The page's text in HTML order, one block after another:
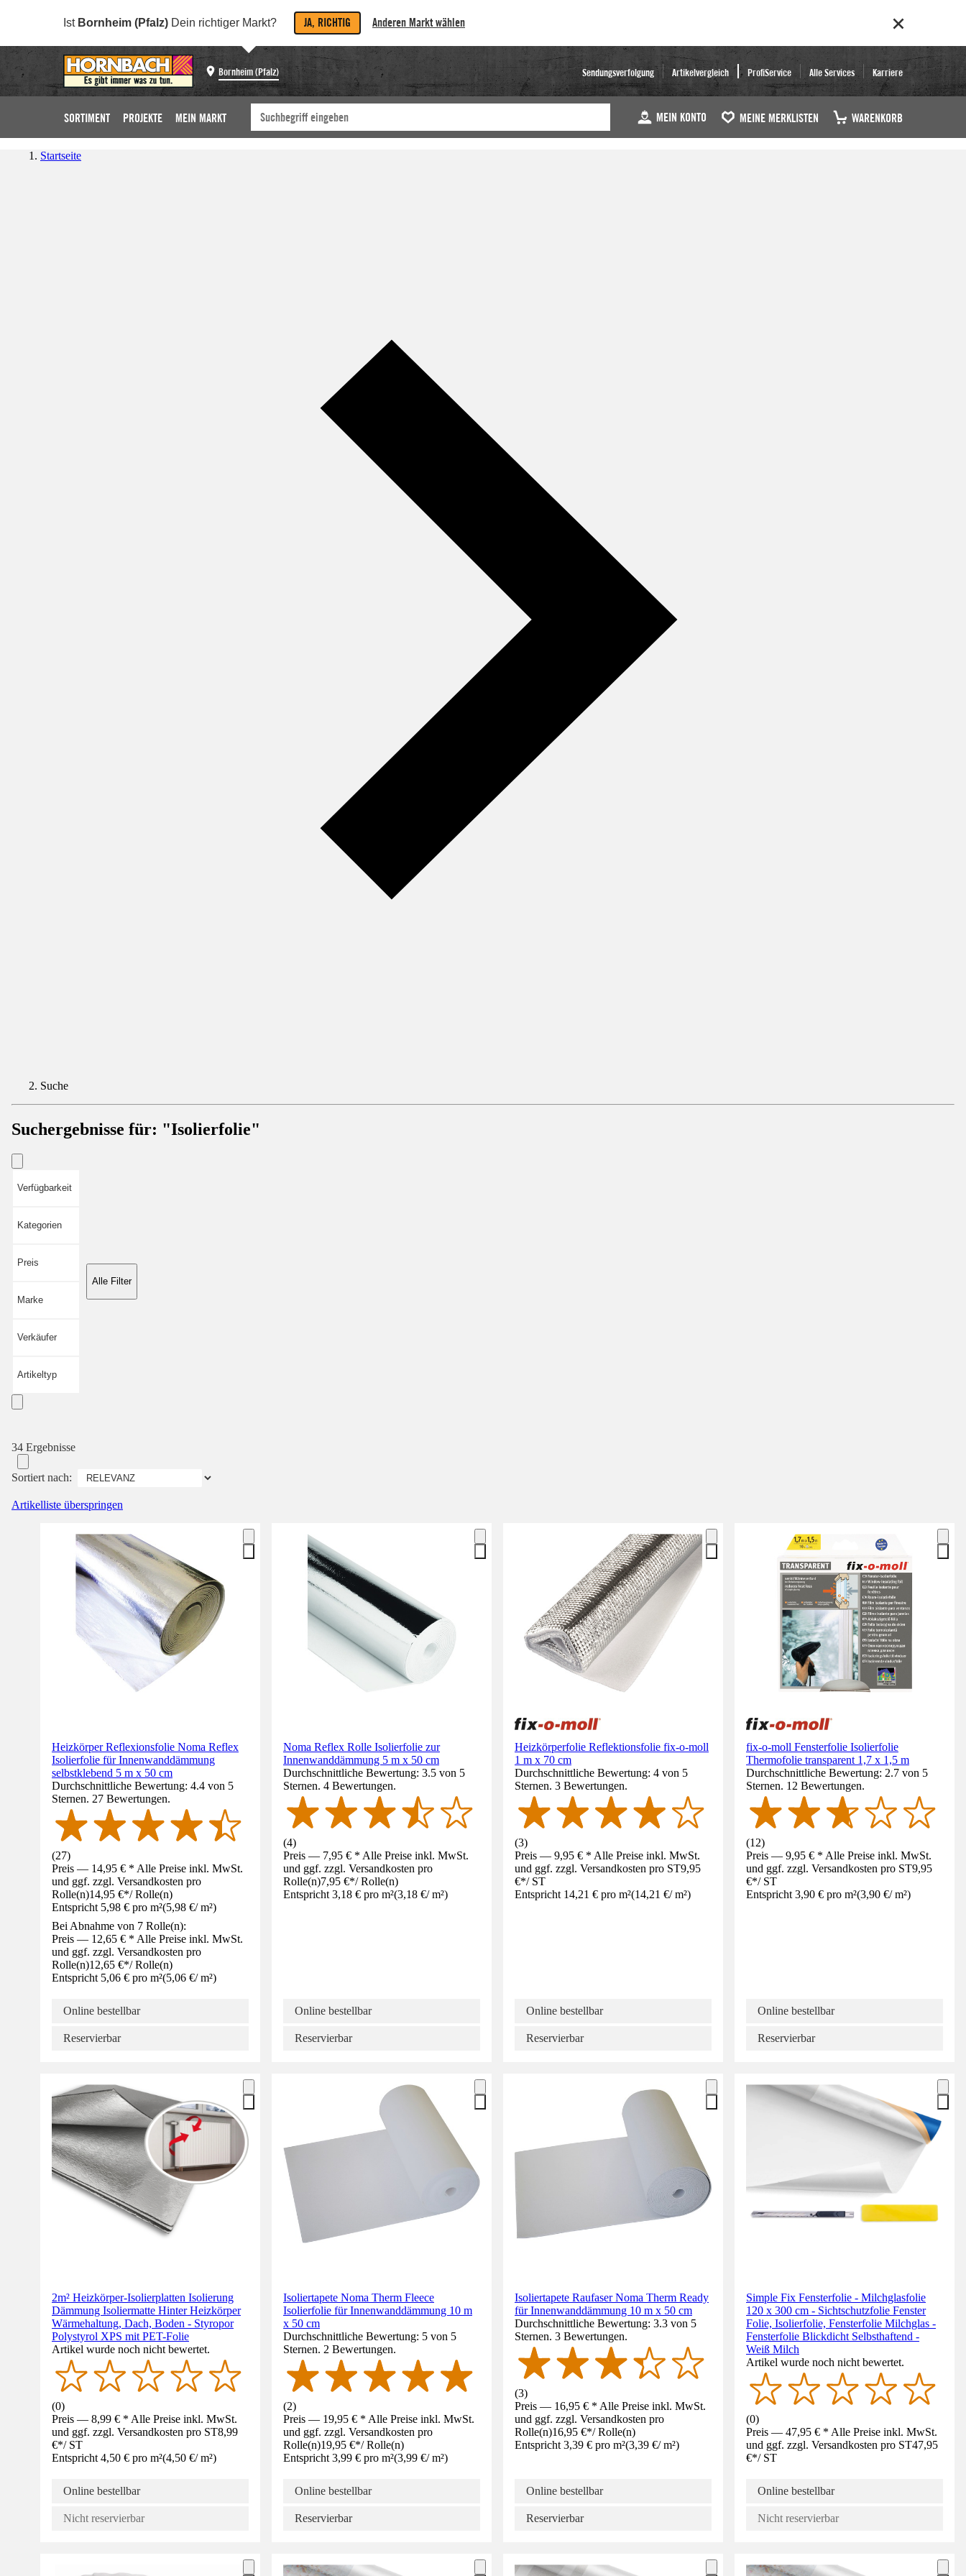
Ist Bornheim (Pfalz) Dein richtiger Markt? JA, RICHTIG Anderen Markt wählen
Bornheim (Pfalz) Sendungsverfolgung Artikelvergleich ProfiService Alle Services Karriere
SORTIMENT PROJEKTE MEIN MARKT MEIN KONTO MEINE MERKLISTEN WARENKORB
Startseite
Suche
Suchergebnisse für: "Isolierfolie"
Verfügbarkeit
Kategorien
Preis
Marke
Verkäufer
Artikeltyp
Alle Filter
34 Ergebnisse
Sortiert nach:
Artikelliste überspringen
Heizkörper Reflexionsfolie Noma Reflex
Isolierfolie für Innenwanddämmung
selbstklebend 5 m x 50 cm
Durchschnittliche Bewertung: 4.4 von 5
Sternen. 27 Bewertungen.
(27)
Preis — 14,95 € * Alle Preise inkl. MwSt.
und ggf. zzgl. Versandkosten pro
Rolle(n)14,95 €*/ Rolle(n)
Entspricht 5,98 € pro m²(5,98 €/ m²)
Bei Abnahme von 7 Rolle(n):
Preis — 12,65 € * Alle Preise inkl. MwSt.
und ggf. zzgl. Versandkosten pro
Rolle(n)12,65 €*/ Rolle(n)
Entspricht 5,06 € pro m²(5,06 €/ m²)
Online bestellbar
Reservierbar
Noma Reflex Rolle Isolierfolie zur
Innenwanddämmung 5 m x 50 cm
Durchschnittliche Bewertung: 3.5 von 5
Sternen. 4 Bewertungen.
(4)
Preis — 7,95 € * Alle Preise inkl. MwSt.
und ggf. zzgl. Versandkosten pro
Rolle(n)7,95 €*/ Rolle(n)
Entspricht 3,18 € pro m²(3,18 €/ m²)
Online bestellbar
Reservierbar
Heizkörperfolie Reflektionsfolie fix-o-moll
1 m x 70 cm
Durchschnittliche Bewertung: 4 von 5
Sternen. 3 Bewertungen.
(3)
Preis — 9,95 € * Alle Preise inkl. MwSt.
und ggf. zzgl. Versandkosten pro ST9,95
€*/ ST
Entspricht 14,21 € pro m²(14,21 €/ m²)
Online bestellbar
Reservierbar
fix-o-moll Fensterfolie Isolierfolie
Thermofolie transparent 1,7 x 1,5 m
Durchschnittliche Bewertung: 2.7 von 5
Sternen. 12 Bewertungen.
(12)
Preis — 9,95 € * Alle Preise inkl. MwSt.
und ggf. zzgl. Versandkosten pro ST9,95
€*/ ST
Entspricht 3,90 € pro m²(3,90 €/ m²)
Online bestellbar
Reservierbar
2m² Heizkörper-Isolierplatten Isolierung
Dämmung Isoliermatte Hinter Heizkörper
Wärmehaltung, Dach, Boden - Styropor
Polystyrol XPS mit PET-Folie
Artikel wurde noch nicht bewertet.
(0)
Preis — 8,99 € * Alle Preise inkl. MwSt.
und ggf. zzgl. Versandkosten pro ST8,99
€*/ ST
Entspricht 4,50 € pro m²(4,50 €/ m²)
Online bestellbar
Nicht reservierbar
Isoliertapete Noma Therm Fleece
Isolierfolie für Innenwanddämmung 10 m
x 50 cm
Durchschnittliche Bewertung: 5 von 5
Sternen. 2 Bewertungen.
(2)
Preis — 19,95 € * Alle Preise inkl. MwSt.
und ggf. zzgl. Versandkosten pro
Rolle(n)19,95 €*/ Rolle(n)
Entspricht 3,99 € pro m²(3,99 €/ m²)
Online bestellbar
Reservierbar
Isoliertapete Raufaser Noma Therm Ready
für Innenwanddämmung 10 m x 50 cm
Durchschnittliche Bewertung: 3.3 von 5
Sternen. 3 Bewertungen.
(3)
Preis — 16,95 € * Alle Preise inkl. MwSt.
und ggf. zzgl. Versandkosten pro
Rolle(n)16,95 €*/ Rolle(n)
Entspricht 3,39 € pro m²(3,39 €/ m²)
Online bestellbar
Reservierbar
Simple Fix Fensterfolie - Milchglasfolie
120 x 300 cm - Sichtschutzfolie Fenster
Folie, Isolierfolie, Fensterfolie Milchglas -
Fensterfolie Blickdicht Selbsthaftend -
Weiß Milch
Artikel wurde noch nicht bewertet.
(0)
Preis — 47,95 € * Alle Preise inkl. MwSt.
und ggf. zzgl. Versandkosten pro ST47,95
€*/ ST
Online bestellbar
Nicht reservierbar